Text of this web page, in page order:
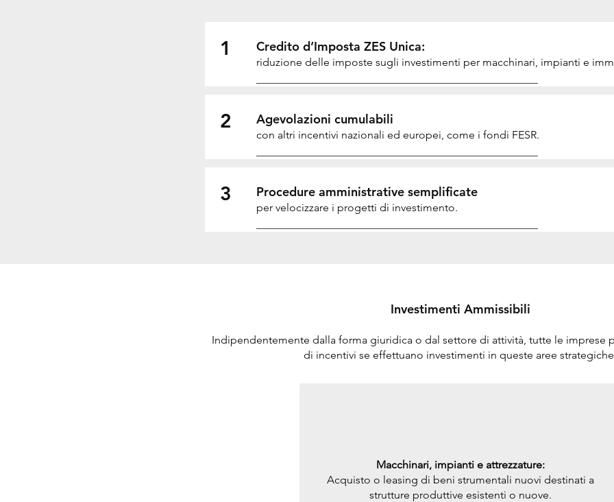
1 Credito d’Imposta ZES Unica:
riduzione delle imposte sugli investimenti per macchinari, impianti e
2 Agevolazioni cumulabili
con altri incentivi nazionali ed europei, come i fondi FESR.
3 Procedure amministrative semplificate
per velocizzare i progetti di investimento.
Investimenti Ammissibili
Indipendentemente dalla forma giuridica o dal settore di attività, tutte le imprese
di incentivi se effettuano investimenti in queste aree
Macchinari, impianti e attrezzature:
Acquisto o leasing di beni strumentali nuovi destinati a
strutture produttive esistenti o nuove.